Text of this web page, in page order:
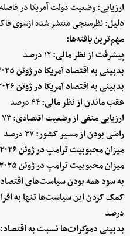
ارزیابی:وضعیت دولت آمریکا در فاصله کمتر از ۵ ماه تا
دلیل:نظرسنجی منتشر شده ازسوی فاکس نیوز در ۱۷
مهم‌ترین یافته‌ها:
پیشرفت از نظر مالی:
بدبینی به اقتصاد آمریکا در ژوئن ۲۰۲۵:
بدبینی به اقتصاد آمریکا در ژوئن ۲۰۲۶:
عقب ماندن از نظر مالی:۴۴ درصد
ارزیابی منفی ازوضعیت اقتصادی: ۷۳ درصد
راضی بودن از مسیر کشور:۳۷ درصد
میزان محبوبیت ترامپ در ژوئن ۲۰۲۶:
میزان محبوبیت ترامپ در ژوئن ۲۰۲۵:
به سود همه بودن سیاست‌های
کمک کردن این سیاست‌ها تنها به
درصد
بدبینی دموکرات‌ها نسبت به اقتصاد: